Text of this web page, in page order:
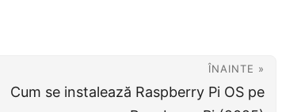
ÎNAINTE »
Cum se instalează Raspberry Pi OS pe